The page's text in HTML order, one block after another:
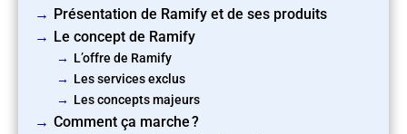
Présentation de Ramify et de ses produits
Le concept de Ramify
L’offre de Ramify
Les services exclus
Les concepts majeurs
Comment ça marche ?